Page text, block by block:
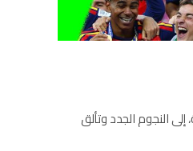
النجوم الجدد وتألق